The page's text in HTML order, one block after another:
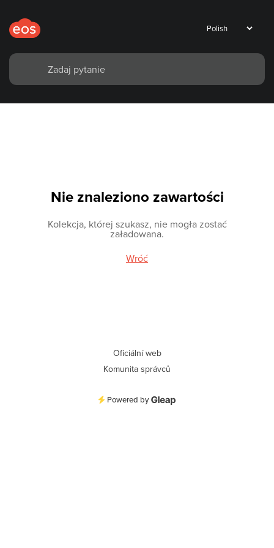
Nie znaleziono zawartości
Kolekcja, której szukasz, nie mogła zostać
załadowana.
Wróć
Oficiální web
Komunita správců
Powered by